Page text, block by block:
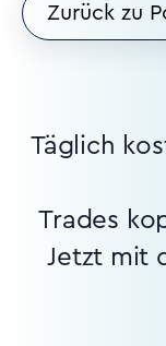
Zurück zu
Täglich
Trades
Jetzt mit